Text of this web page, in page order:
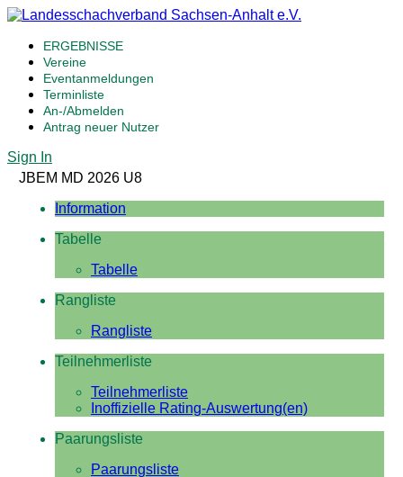
ERGEBNISSE
Vereine
Eventanmeldungen
Terminliste
An-/Abmelden
Antrag neuer Nutzer
Sign In
JBEM MD 2026 U8
Information
Tabelle
Tabelle
Rangliste
Rangliste
Teilnehmerliste
Teilnehmerliste
Inoffizielle Rating-Auswertung(en)
Paarungsliste
Paarungsliste